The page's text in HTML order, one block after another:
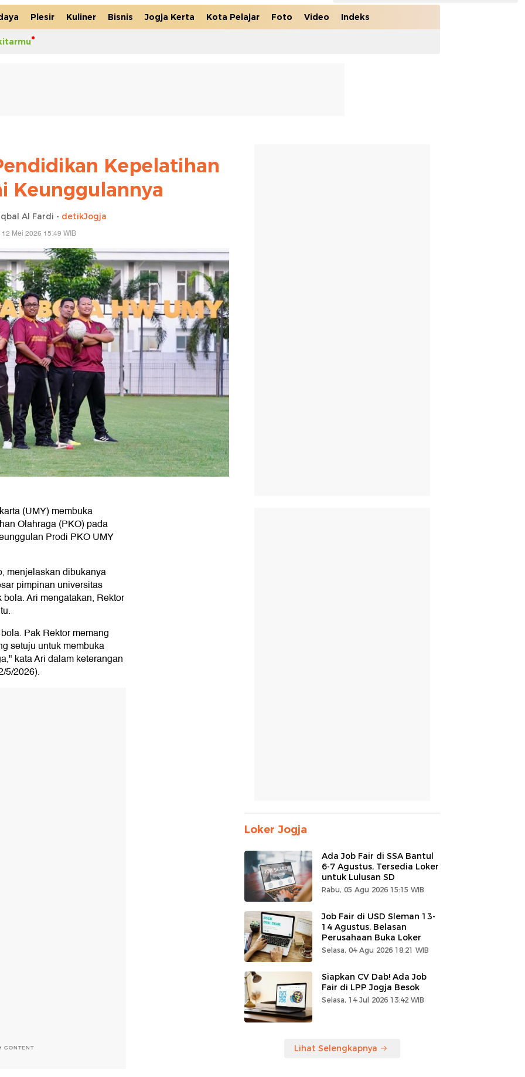
Plesir Kuliner Bisnis Jogja Kerta Kota Pelajar Foto Video Indeks
Kepelatihan
Keunggulannya
Al Fardi - detikJogja
Mei 2026 15:49 WIB
(UMY) membuka
Olahraga (PKO) pada
Prodi PKO UMY
menjelaskan dibukanya
pimpinan universitas
Ari mengatakan, Rektor
Pak Rektor memang
setuju untuk membuka
kata Ari dalam keterangan
5/2026).
CONTENT
Loker Jogja
Ada Job Fair di SSA Bantul
6-7 Agustus, Tersedia Loker
untuk Lulusan SD
Rabu, 05 Agu 2026 15:15 WIB
Job Fair di USD Sleman 13-
14 Agustus, Belasan
Perusahaan Buka Loker
Selasa, 04 Agu 2026 18:21 WIB
Siapkan CV Dab! Ada Job
Fair di LPP Jogja Besok
Selasa, 14 Jul 2026 13:42 WIB
Lihat Selengkapnya